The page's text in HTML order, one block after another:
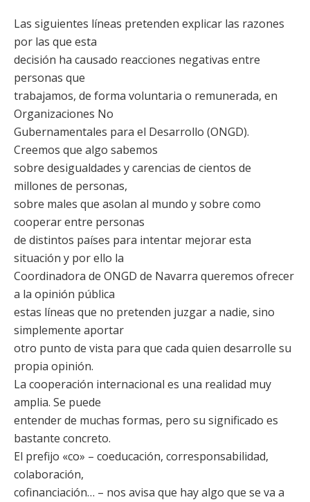
Las siguientes líneas pretenden explicar las razones
por las que esta
decisión ha causado reacciones negativas entre
personas que
trabajamos, de forma voluntaria o remunerada, en
Organizaciones No
Gubernamentales para el Desarrollo (ONGD).
Creemos que algo sabemos
sobre desigualdades y carencias de cientos de
millones de personas,
sobre males que asolan al mundo y sobre como
cooperar entre personas
de distintos países para intentar mejorar esta
situación y por ello la
Coordinadora de ONGD de Navarra queremos ofrecer
a la opinión pública
estas líneas que no pretenden juzgar a nadie, sino
simplemente aportar
otro punto de vista para que cada quien desarrolle su
propia opinión.
La cooperación internacional es una realidad muy
amplia. Se puede
entender de muchas formas, pero su significado es
bastante concreto.
El prefijo «co» – coeducación, corresponsabilidad,
colaboración,
cofinanciación… – nos avisa que hay algo que se va a